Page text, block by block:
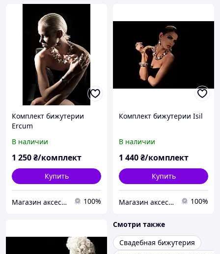
Комплект бижутерии
Ercum
В наличии
1 250₴/комплект
Купить
Магазин аксессуаров Silver Taurus. 100%
Комплект бижутерии Isil
В наличии
1 440₴/комплект
Купить
Магазин аксессуаров Silver Taurus. 100%
Смотри также
Свадебная бижутерия